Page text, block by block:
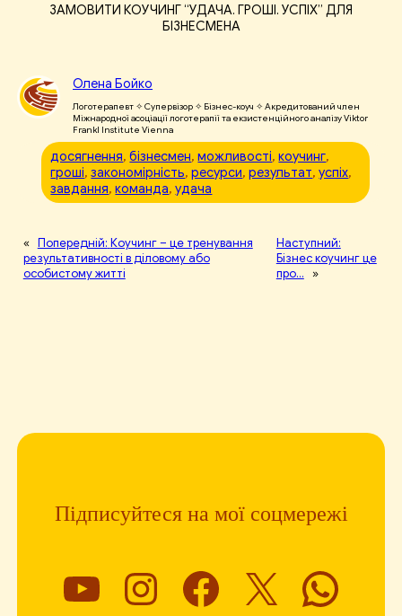
ЗАМОВИТИ КОУЧИНГ “УДАЧА. ГРОШІ. УСПІХ” ДЛЯ
БІЗНЕСМЕНА
Олена Бойко
Логотерапевт ✧ Супервізор ✧ Бізнес-коуч ✧ Акредитований член
Міжнародної асоціації логотерапії та екзистенційного аналізу Viktor
Frankl Institute Vienna
досягнення, бізнесмен, можливості, коучинг
гроші, закономірність, ресурси, результат, успіх
завдання, команда, удача
« Попередній: Коучинг – це тренування
результативності в діловому або
особистому житті
Наступний:
Бізнес коучинг це
про…
»
Підписуйтеся на мої соцмережі
YouTube
Instagram
Facebook
X